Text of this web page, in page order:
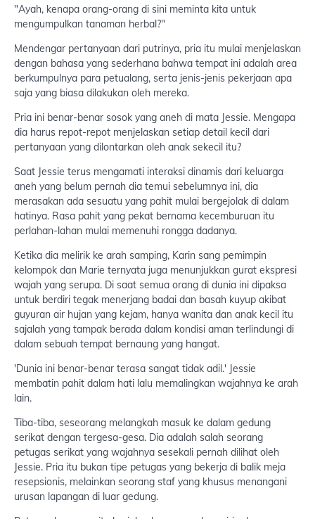
"Ayah, kenapa orang-orang di sini meminta kita untuk
mengumpulkan tanaman herbal?"
Mendengar pertanyaan dari putrinya, pria itu mulai menjelaskan
dengan bahasa yang sederhana bahwa tempat ini adalah area
berkumpulnya para petualang, serta jenis-jenis pekerjaan apa
saja yang biasa dilakukan oleh mereka.
Pria ini benar-benar sosok yang aneh di mata Jessie. Mengapa
dia harus repot-repot menjelaskan setiap detail kecil dari
pertanyaan yang dilontarkan oleh anak sekecil itu?
Saat Jessie terus mengamati interaksi dinamis dari keluarga
aneh yang belum pernah dia temui sebelumnya ini, dia
merasakan ada sesuatu yang pahit mulai bergejolak di dalam
hatinya. Rasa pahit yang pekat bernama kecemburuan itu
perlahan-lahan mulai memenuhi rongga dadanya.
Ketika dia melirik ke arah samping, Karin sang pemimpin
kelompok dan Marie ternyata juga menunjukkan gurat ekspresi
wajah yang serupa. Di saat semua orang di dunia ini dipaksa
untuk berdiri tegak menerjang badai dan basah kuyup akibat
guyuran air hujan yang kejam, hanya wanita dan anak kecil itu
sajalah yang tampak berada dalam kondisi aman terlindungi di
dalam sebuah tempat bernaung yang hangat.
'Dunia ini benar-benar terasa sangat tidak adil.' Jessie
membatin pahit dalam hati lalu memalingkan wajahnya ke arah
lain.
Tiba-tiba, seseorang melangkah masuk ke dalam gedung
serikat dengan tergesa-gesa. Dia adalah salah seorang
petugas serikat yang wajahnya sesekali pernah dilihat oleh
Jessie. Pria itu bukan tipe petugas yang bekerja di balik meja
resepsionis, melainkan seorang staf yang khusus menangani
urusan lapangan di luar gedung.